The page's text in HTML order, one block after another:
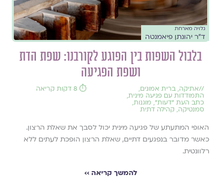
גלויה מארחת
ד"ר יהונתן פיאמנטה
בלבול השפות בין הפוגע לקורבנו: שפת הדת
ושפת הפגיעה
//אתיקה, ברית אמונים,
התמודדות עם פגיעה מינית,
כתב העת ״דעות״, מוגנות,
סמנטיקה, קהילה דתית
⏱️ 8 דקות קריאה
האופי המתעתע של פגיעה מינית יכול לסבך את שאלת הרצון.
כאשר מדובר בנפגעים דתיים, שאלת הרצון הופכת לעתים ללא
רלוונטית.
להמשך קריאה ››